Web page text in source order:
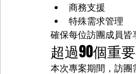
商務支援
特殊需求管理
確保每位訪團成員皆
超過90個重
本次專案期間，訪團